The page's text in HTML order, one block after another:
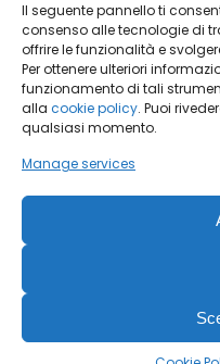
Il seguente pannello ti
consenso alle tecnologie di
offrire le funzionalità e
Per ottenere ulteriori
funzionamento di tali
alla cookie policy. Puoi
qualsiasi momento.
Manage services
Energia in Città |
Libertà, 28 – 20833